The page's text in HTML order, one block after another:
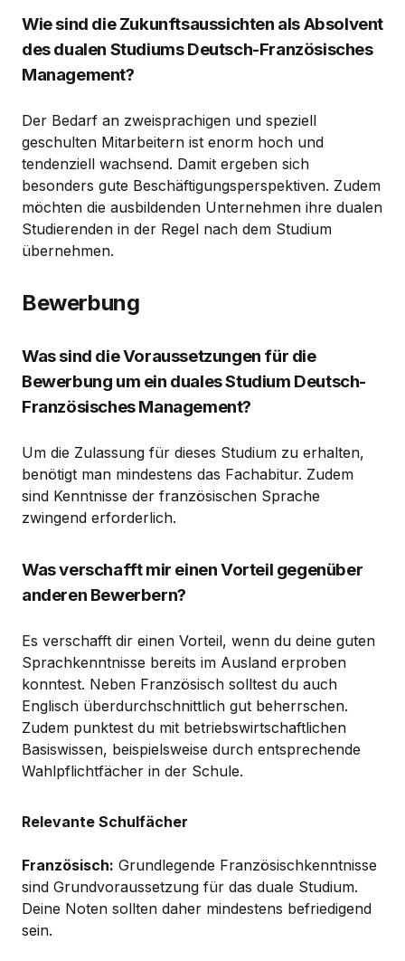
Wie sind die Zukunftsaussichten als Absolvent
des dualen Studiums Deutsch-Französisches
Management?
Der Bedarf an zweisprachigen und speziell
geschulten Mitarbeitern ist enorm hoch und
tendenziell wachsend. Damit ergeben sich
besonders gute Beschäftigungsperspektiven. Zudem
möchten die ausbildenden Unternehmen ihre dualen
Studierenden in der Regel nach dem Studium
übernehmen.
Bewerbung
Was sind die Voraussetzungen für die
Bewerbung um ein duales Studium Deutsch-
Französisches Management?
Um die Zulassung für dieses Studium zu erhalten,
benötigt man mindestens das Fachabitur. Zudem
sind Kenntnisse der französischen Sprache
zwingend erforderlich.
Was verschafft mir einen Vorteil gegenüber
anderen Bewerbern?
Es verschafft dir einen Vorteil, wenn du deine guten
Sprachkenntnisse bereits im Ausland erproben
konntest. Neben Französisch solltest du auch
Englisch überdurchschnittlich gut beherrschen.
Zudem punktest du mit betriebswirtschaftlichen
Basiswissen, beispielsweise durch entsprechende
Wahlpflichtfächer in der Schule.
Relevante Schulfächer
Französisch: Grundlegende Französischkenntnisse
sind Grundvoraussetzung für das duale Studium.
Deine Noten sollten daher mindestens befriedigend
sein.